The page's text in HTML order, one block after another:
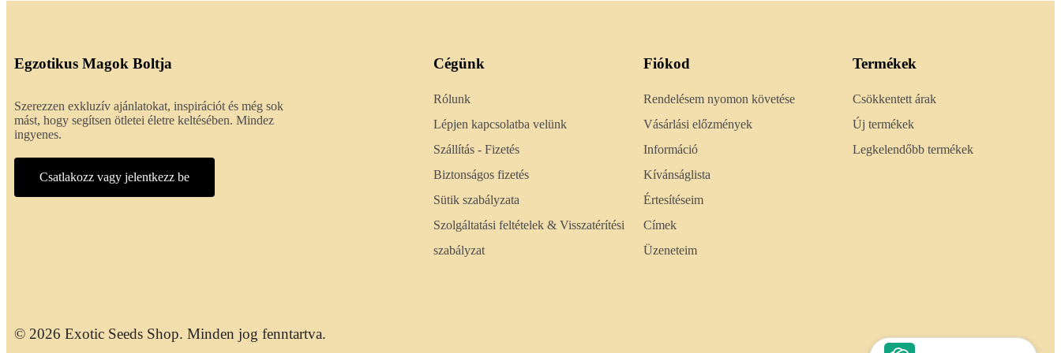
Egzotikus Magok Boltja
Szerezzen exkluzív ajánlatokat, inspirációt és még sok
mást, hogy segítsen ötletei életre keltésében. Mindez
ingyenes.
Csatlakozz vagy jelentkezz be
Cégünk
Rólunk
Lépjen kapcsolatba velünk
Szállítás - Fizetés
Biztonságos fizetés
Sütik szabályzata
Szolgáltatási feltételek & Visszatérítési
szabályzat
Fiókod
Rendelésem nyomon követése
Vásárlási előzmények
Információ
Kívánságlista
Értesítéseim
Címek
Üzeneteim
Termékek
Csökkentett árak
Új termékek
Legkelendőbb termékek
© 2026 Exotic Seeds Shop. Minden jog fenntartva.